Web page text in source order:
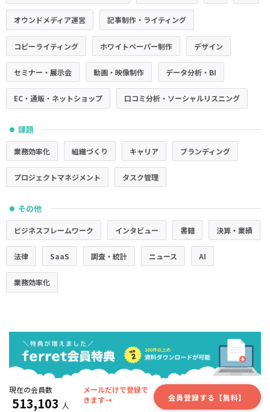
オウンドメディア運営 記事制作・ライティング
コピーライティング ホワイトペーパー制作 デザイン
セミナー・展示会 動画・映像制作 データ分析・BI
EC・通販・ネットショップ 口コミ分析・ソーシャルリスニング
● 課題
業務効率化 組織づくり キャリア ブランディング
プロジェクトマネジメント タスク管理
● その他
ビジネスフレームワーク インタビュー 書籍 決算・業績
法律 SaaS 調査・統計 ニュース AI
業務効率化
現在の会員数
513,103 人
メールだけで登録で
きます→
会員登録する【無料】